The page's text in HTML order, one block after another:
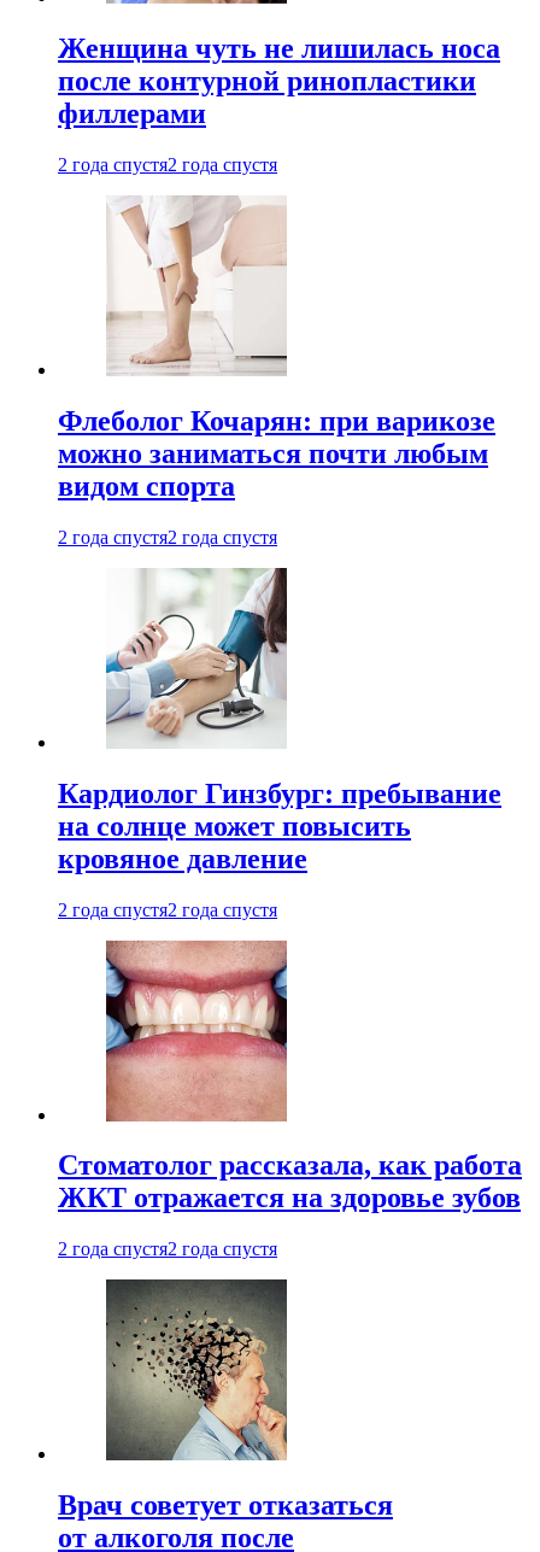
Женщина чуть не лишилась носа
после контурной ринопластики
филлерами
2 года спустя2 года спустя
Флеболог Кочарян: при варикозе
можно заниматься почти любым
видом спорта
2 года спустя2 года спустя
Кардиолог Гинзбург: пребывание
на солнце может повысить
кровяное давление
2 года спустя2 года спустя
Стоматолог рассказала, как работа
ЖКТ отражается на здоровье зубов
2 года спустя2 года спустя
Врач советует отказаться
от алкоголя после